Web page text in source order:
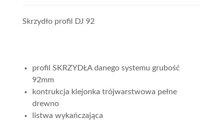
Skrzydło profil DJ 92
profil SKRZYDŁA danego systemu grubość
92mm
kontrukcja klejonka trójwarstwowa pełne
drewno
listwa wykańczająca